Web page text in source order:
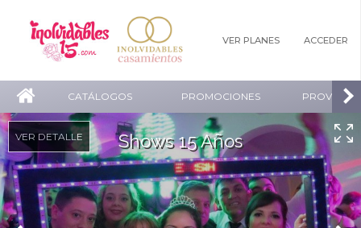
VER PLANES ACCEDER
CATÁLOGOS PROMOCIONES
VER DETALLE Shows 15 Años